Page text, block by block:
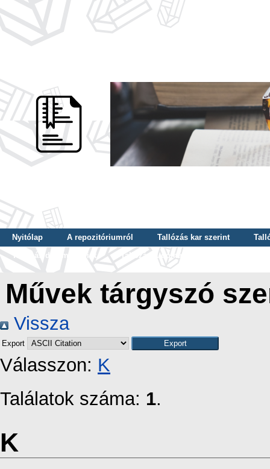
Nyitólap A repozitóriumról Tallózás kar szerint
Tallózás dátum szerint
Tallózás tudományterület szerint
Művek tárgyszó
Vissza
Export
Válasszon: K
Találatok száma: 1.
K